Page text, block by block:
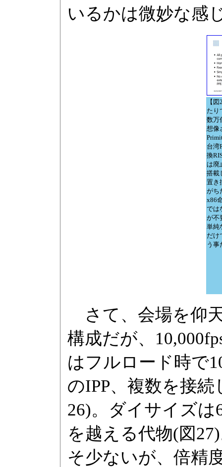
いるかは微妙な感
【
たり
数万
想像
台湾
換
は廃
搭載
置き
がち
x86
では
が不
単純
だけ
う事
さて、会場を仰
構成だが、
はフルロード時で
のIPP、複数を接
26)。ダイサイズは
を越える代物(図
そ少ないが、倍精